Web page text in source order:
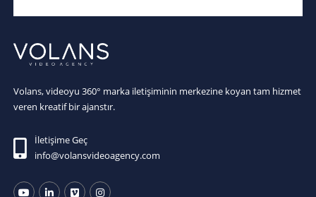
Volans, videoyu 360° marka iletişiminin merkezine koyan tam hizmet
veren kreatif bir ajanstır.
İletişime Geç
info@volansvideoagency.com